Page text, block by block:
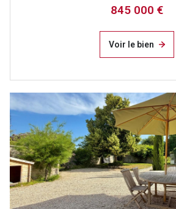
845 000 €
Voir le bien